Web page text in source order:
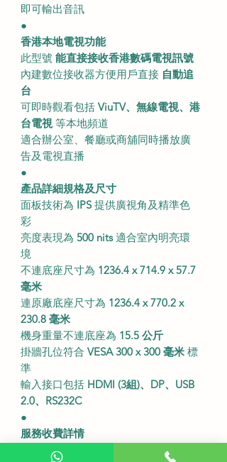
即可輸出音訊
●
香港本地電視功能
此型號 能直接接收香港數碼電視訊號
內建數位接收器方便用戶直接 自動追
台
可即時觀看包括 ViuTV、無線電視、港
台電視 等本地頻道
適合辦公室、餐廳或商舖同時播放廣
告及電視直播
●
產品詳細規格及尺寸
面板技術為 IPS提供廣視角及精準色
彩
亮度表現為 500 nits適合室內明亮環
境
不連底座尺寸為 1236.4 x 714.9 x 57.7
毫米
連原廠底座尺寸為 1236.4 x 770.2 x
230.8 毫米
機身重量不連底座為 15.5 公斤
掛牆孔位符合 VESA 300 x 300 毫米 標
準
輸入接口包括 HDMI (3組)、DP、USB
2.0、RS232C
●
服務收費詳情
免費座檯安裝
：購買此產品可享免費